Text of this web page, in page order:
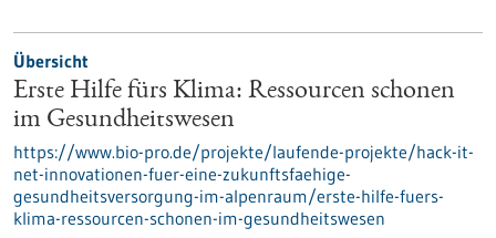
Übersicht
Erste Hilfe fürs Klima: Ressourcen schonen
im Gesundheitswesen
https://www.bio-pro.de/projekte/laufende-projekte/hack-it-
net-innovationen-fuer-eine-zukunftsfaehige-
gesundheitsversorgung-im-alpenraum/erste-hilfe-fuers-
klima-ressourcen-schonen-im-gesundheitswesen